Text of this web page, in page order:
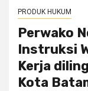
PRODUK HUKUM
Perwako
Instruksi
Kerja
Kota